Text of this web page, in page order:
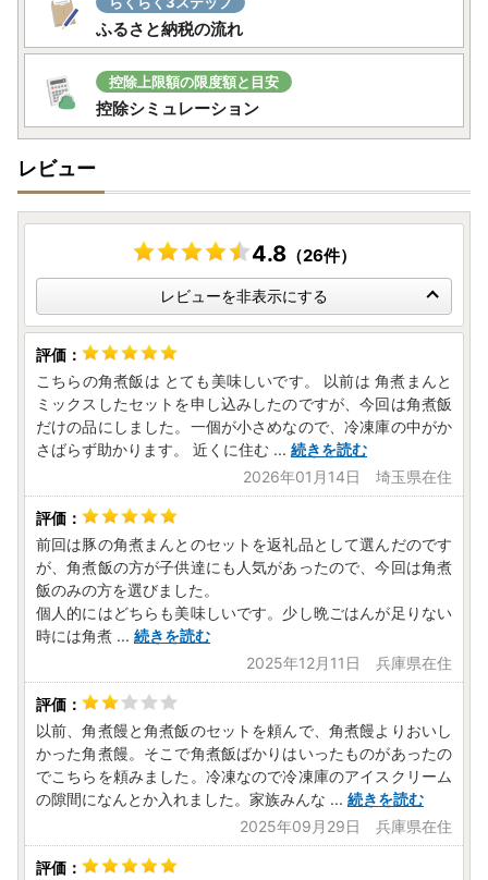
可能です。
以上をご了承の上、お申し込みくださいますようお願い申し
上げます。
ふるさと納税にまつわる便利な機能を無料で利用できる「自
治体マイページ」が、2022年9月にリニューアル＆再開しま
した！
・寄附状況の確認
・完全オンラインでのワンストップ特例申請
・返礼品の配送状況の確認
・お問い合わせ機能
・寄附金受領証明書の再発行（ダウンロード）
・寄附情報（氏名・住所）の変更届の提出
新たな機能が加わり、ふるさと納税の各種手続きがお手軽に
行えるようになります。
▼ご登録や詳細については下記のURLよりご確認ください。
【寄付金受領証明書の発送につきまして】
2020年4月より志布志市より発送する寄付金受領証明書が圧
着はがきでのお届けとなります。
（ワンストップ特例申請書希望の方は封筒に同封しておりま
す）
確定申告にて必要となりますので大切に保管をお願い致しま
す。
【ワンストップ特例申請書の受付済書について】
志布志市ではワンストップ特例申請書の受付済書については
メールにて送付致します。
下記アドレスより控除等に関してのメールが送られます。
ふるさと納税の流れ
控除上限額の限度額と目安
控除シミュレーション
レビュー
4.8（26件）
レビューを非表示にする
こちらの角煮飯は とても美味しいです。 以前は 角煮まんと
ミックスしたセットを申し込みしたのですが、今回は角煮飯
だけの品にしました。一個が小さめなので、冷凍庫の中がか
さばらず助かります。 近くに住む ... 続きを読む
2026年01月14日 埼玉県在住
前回は豚の角煮まんとのセットを返礼品として選んだのです
が、角煮飯の方が子供達にも人気があったので、今回は角煮
飯のみの方を選びました。
個人的にはどちらも美味しいです。少し晩ごはんが足りない
時には角煮 ... 続きを読む
2025年12月11日 兵庫県在住
以前、角煮饅と角煮飯のセットを頼んで、角煮饅よりおいし
かった角煮饅。そこで角煮飯ばかりはいったものがあったの
でこちらを頼みました。冷凍なので冷凍庫のアイスクリーム
の隙間になんとか入れました。家族みんな ... 続きを読む
2025年09月29日 兵庫県在住